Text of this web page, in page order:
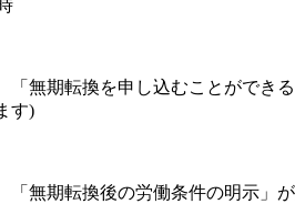
無期転換を申し込むことができ
す)
無期転換後の労働条件の明示」が